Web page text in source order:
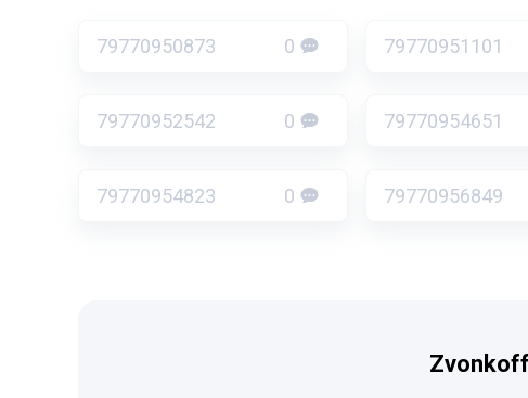
79770950873 0 79770951101
79770952542 0 79770954651
79770954823 0 79770956849